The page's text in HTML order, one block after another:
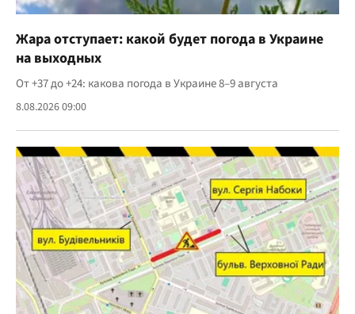
Жара отступает: какой будет погода в Украине
на выходных
От +37 до +24: какова погода в Украине 8–9 августа
8.08.2026 09:00